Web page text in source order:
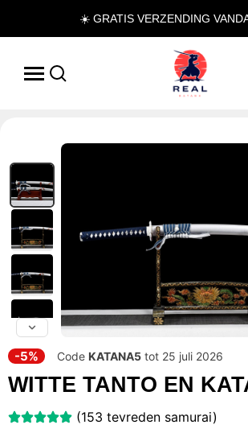
☀️ GRATIS VERZENDING
-5% Code KATANA5 tot 25 juli 2026
WITTE TANTO EN
(153 tevreden samurai)